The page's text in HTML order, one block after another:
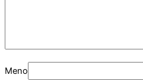
Meno